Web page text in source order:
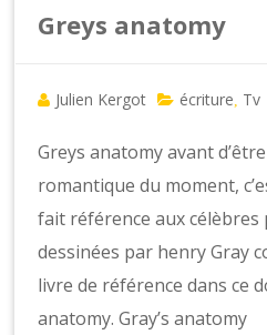
Greys anatomy
Julien Kergot écriture Tv
Greys anatomy avant
romantique du moment,
fait référence aux célèbres
dessinées par henry Gray
livre de référence dans ce
anatomy. Gray’s anatomy